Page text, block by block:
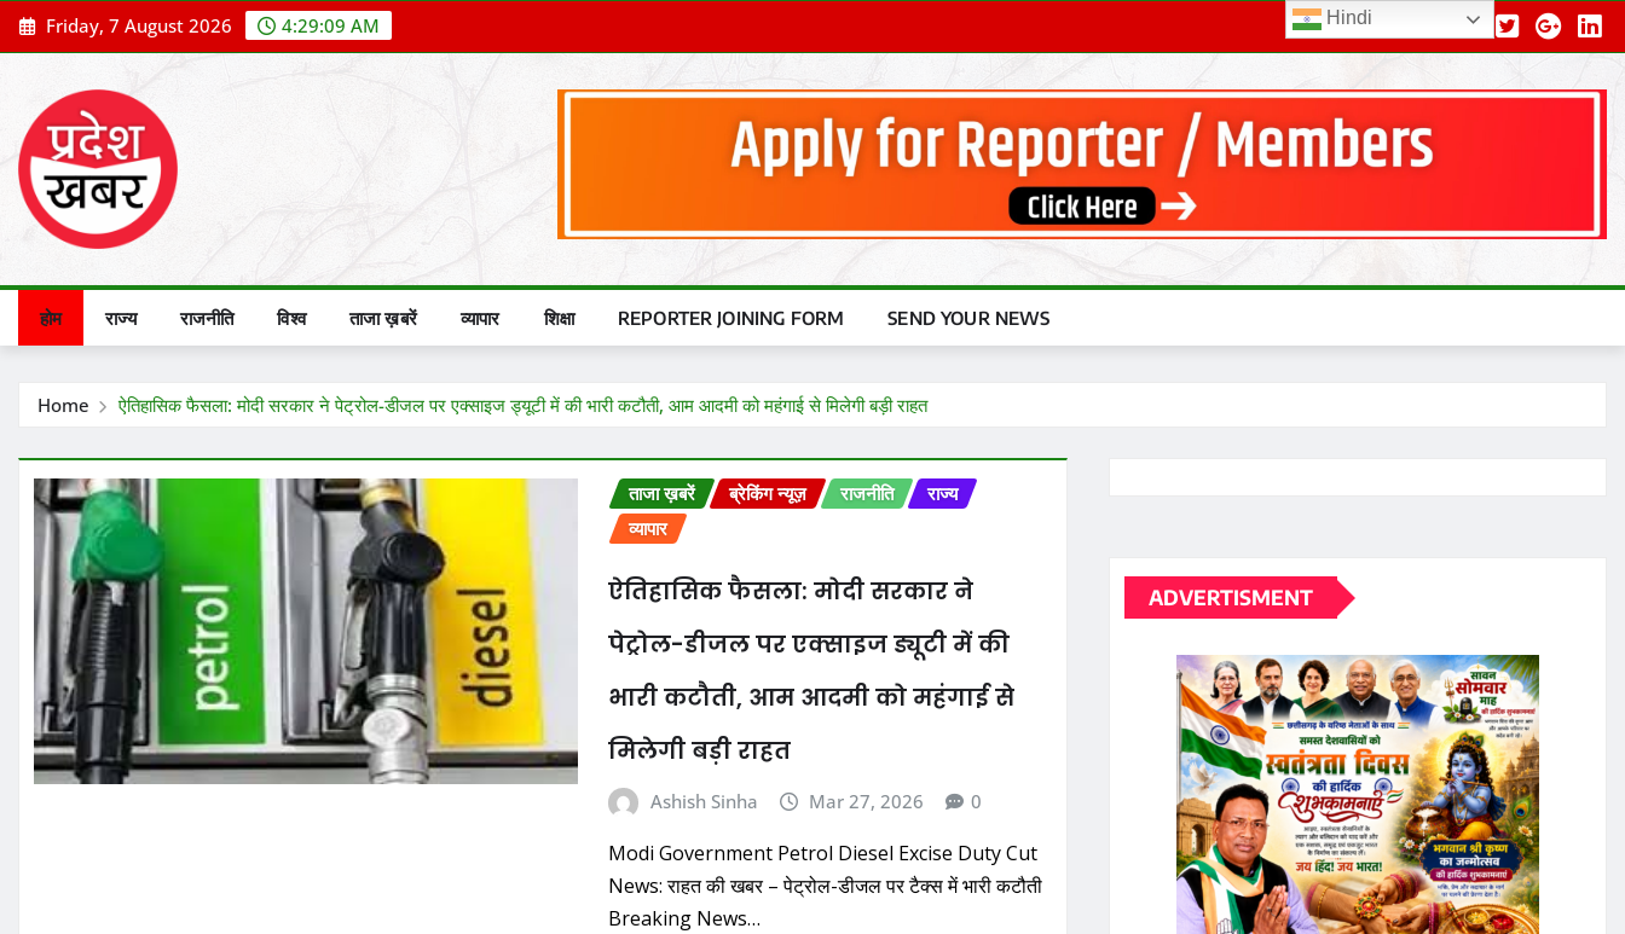
Skip
to
Friday, 7 August 2026 4:29:11 AM Follow Us
होम राज्य राजनीति विश्व ताजा ख़बरें व्यापार शिक्षा REPORTER JOINING FORM SEND YOUR NEWS
Home ऐतिहासिक फैसला: मोदी सरकार ने पेट्रोल-डीजल पर एक्साइज ड्यूटी में की भारी कटौती, आम आदमी को महंगाई से मिलेगी बड़ी राहत
ताजा ख़बरें ब्रेकिंग न्यूज़ राजनीति
राज्य
व्यापार
ऐतिहासिक फैसला: मोदी सरकार ने
पेट्रोल-डीजल पर एक्साइज ड्यूटी में की
भारी कटौती, आम आदमी को महंगाई से
मिलेगी बड़ी राहत
Ashish Sinha Mar 27, 2026 0
Modi Government Petrol Diesel Excise Duty Cut
News: राहत की खबर – पेट्रोल-डीजल पर टैक्स में भारी कटौती
Breaking News…
ADVERTISMENT
Hindi